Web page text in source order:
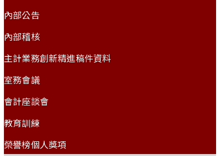
內部公告
內部稽核
主計業務創新精進稿件資料
室務會議
會計座談會
教育訓練
榮譽榜個人獎項